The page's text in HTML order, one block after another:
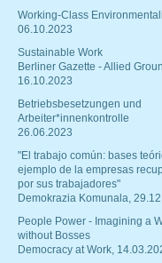
Working-Class
06.10.2023
Sustainable Work
Berliner Gazette - Allied
16.10.2023
Betriebsbesetzungen und
Arbeiter*innenkontrolle
26.06.2023
"El trabajo común: bases
ejemplo de la empresas
por sus trabajadores"
Demokrazia Komunala,
People Power - Imagining a
without Bosses
Democracy at Work,